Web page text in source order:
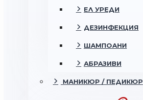
ЕЛ УРЕДИ
ДЕЗИНФЕКЦИЯ
ШАМПОАНИ
АБРАЗИВИ
МАНИКЮР / ПЕДИКЮР